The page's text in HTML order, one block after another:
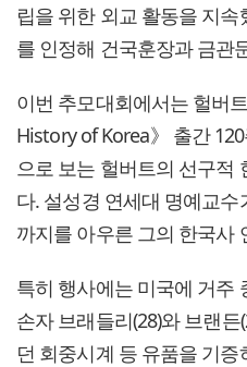
립을 위한 외교 활동을 지
를 인정해 건국훈장과 금관
이번 추모대회에서는 헐버
History of Korea》 출간
으로 보는 헐버트의 선구적
다. 설성경 연세대 명예교
까지를 아우른 그의 한국사
특히 행사에는 미국에 거주
손자 브래들리(28)와 브랜
던 회중시계 등 유품을 기